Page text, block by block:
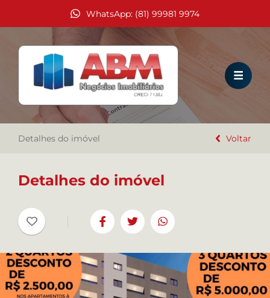
WhatsApp: (81) 99981 9974
HOME
VENDA
LOCAÇÃO
EMPREENDIMENTOS
A IMOBILIÁRIA ABM
SERVIÇOS DA ABM
Detalhes do imóvel Voltar
Detalhes do imóvel